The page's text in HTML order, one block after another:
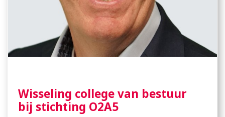
Wisseling college van bestuur
bij stichting O2A5